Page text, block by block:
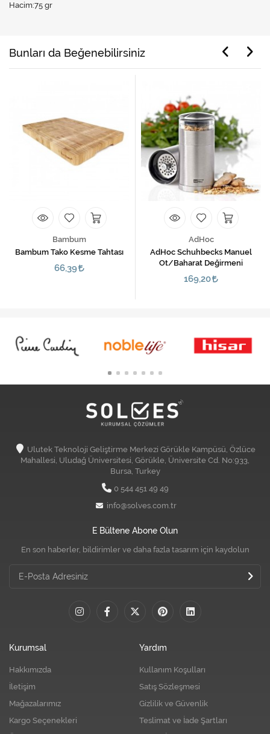
Hacim:75 gr
Bunları da Beğenebilirsiniz
Bambum
Bambum Tako Kesme Tahtası
66,39
AdHoc
AdHoc Schuhbecks Manuel
Ot/Baharat Değirmeni
169,20
Ulutek Teknoloji Geliştirme Merkezi Görükle Kampüsü, Özlüce
Mahallesi, Uludağ Üniversitesi, Görükle, Üniversite Cd. No:933,
Bursa, Turkey
0 544 451 49 49
info@solves.com.tr
E Bültene Abone Olun
En son haberler, bildirimler ve daha fazla tasarım için kaydolun
Kurumsal
Hakkımızda
İletişim
Mağazalarımız
Kargo Seçenekleri
Yardım
Kullanım Koşulları
Satış Sözleşmesi
Gizlilik ve Güvenlik
Teslimat ve İade Şartları